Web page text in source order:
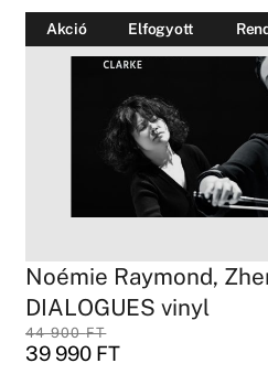
Akció Elfogyott
Noémie Raymond,
DIALOGUES vinyl
44 900FT
39 990 FT